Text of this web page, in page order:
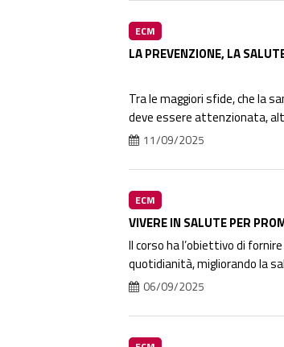
ECM
LA PREVENZIONE, LA
Tra le maggiori sfide, che la
deve essere attenzionata,
11/09/2025
ECM
VIVERE IN SALUTE PER
Il corso ha l’obiettivo di
quotidianità, migliorando la
06/09/2025